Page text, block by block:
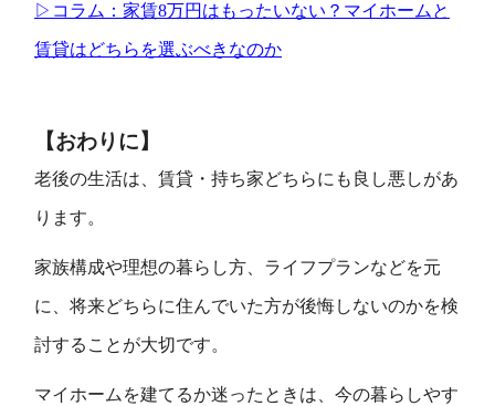
▷コラム：家賃8万円はもったいない？マイホームと
賃貸はどちらを選ぶべきなのか
【おわりに】
老後の生活は、賃貸・持ち家どちらにも良し悪しがあ
ります。
家族構成や理想の暮らし方、ライフプランなどを元
に、将来どちらに住んでいた方が後悔しないのかを検
討することが大切です。
マイホームを建てるか迷ったときは、今の暮らしやす